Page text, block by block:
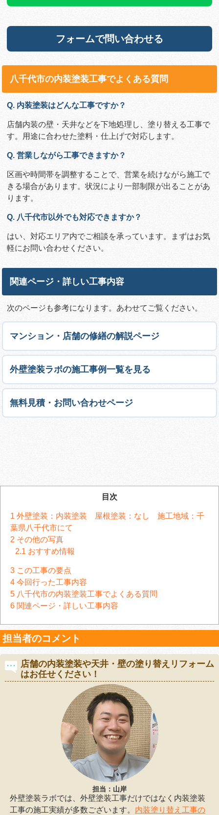
フォームで問い合わせる
八千代市の内装塗装工事でよくある質問
Q. 内装塗装はどんな工事ですか？
店舗内装の壁・天井などを下地処理し、塗り替える工事で
す。用途に合わせた塗料・仕上げで対応します。
Q. 営業しながら工事できますか？
区画や時間帯を調整することで、営業を続けながら施工で
きる場合があります。状況により一部制限が出ることがあ
ります。
Q. 八千代市以外でも対応できますか？
はい、対応エリア内でご相談を承っています。まずはお気
軽にお問い合わせください。
関連ページ・詳しい工事内容
次のページも参考になります。あわせてご覧ください。
マンション・店舗の修繕の解説ページ
外壁塗装ラボの施工事例一覧を見る
無料見積・お問い合わせページ
目次
1 外壁塗装：内装塗装 屋根塗装：なし 施工地域：千
葉県八千代市にて
2 その他の写真
2.1 おすすめ情報
3 この工事の要点
4 今回行った工事内容
5 八千代市の内装塗装工事でよくある質問
6 関連ページ・詳しい工事内容
担当者のコメント
店舗の内装塗装や天井・壁の塗り替えリフォーム
はお任せください！
担当：山岸
外壁塗装ラボでは、外壁塗装工事だけではなく内装塗装
工事の施工実績が多数ございます。 内装塗り替え工事の